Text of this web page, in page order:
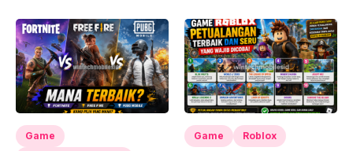
Game
Game Roblox